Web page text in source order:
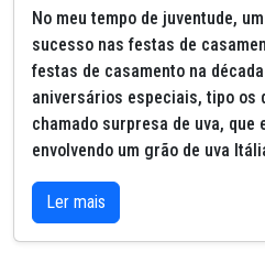
No meu tempo de juventude,
sucesso nas festas de
festas de casamento na
aniversários especiais, tipo os
chamado surpresa de uva,
envolvendo um grão de uva
Ler mais